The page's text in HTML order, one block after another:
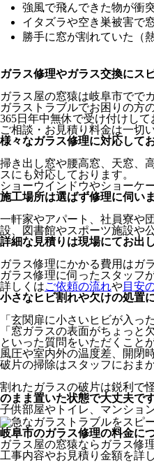
強風で飛んできた物が衝
イタズラや空き巣被害で
勝手に窓が割れていた（
ガラス修理やガラス交換にス
ガラス屋の窓猿は岐阜市でで
ガラストラブルでお困りの方
365日年中無休で受け付けし
ご相談・お見積り料金は一切
様々なガラス修理に対応して
掃き出し窓や腰高窓、天窓、
スにも対応しております。
ショーウインドウやショーケ
施工場所は選ばず修理に伺い
一軒家やアパート、社員寮や
設、図書館やスポーツ施設や
詳細な見積りは現場にてお出
ガラス修理にかかる費用はガ
ガラス修理に伺ったスタッフ
詳しくはご依頼の流れや目安
小さなヒビ割れや欠けの処置
「玄関扉に小さいヒビが入っ
「窓ガラスの表面がちょっと
といった質問をいただくこと
風圧や室内外の温度差、開閉
破片の掃除はスタッフにおま
割れたガラスの破片は鋭利で
のまま置いた状態で大丈夫です
子供部屋やトイレ、マンショ
岐阜市のガラス修理の料金に
ガラス屋の窓猿ならガラス修
工事内容やお見積り金額を詳